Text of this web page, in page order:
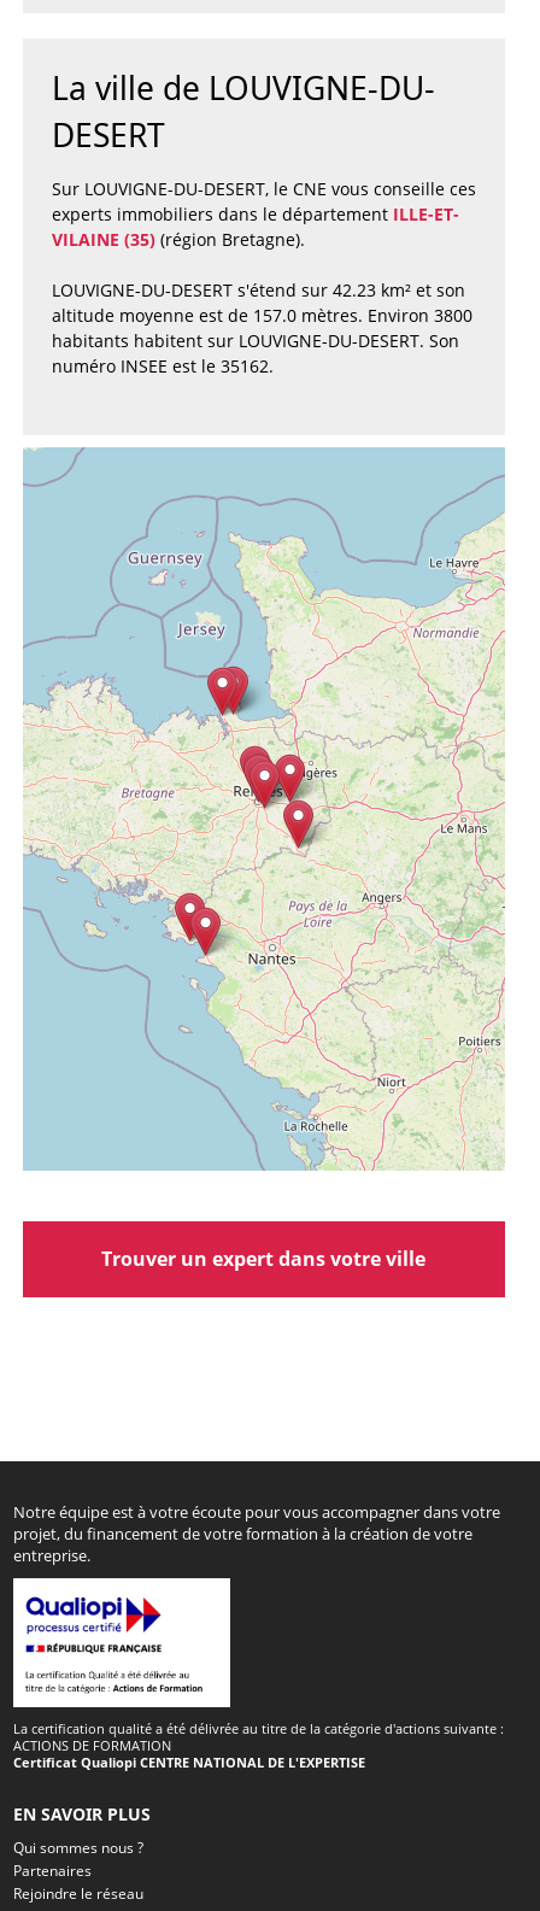
La ville de LOUVIGNE-DU-
DESERT
Sur LOUVIGNE-DU-DESERT, le CNE vous conseille ces
experts immobiliers dans le département ILLE-ET-
VILAINE (35)(région Bretagne).
LOUVIGNE-DU-DESERT s'étend sur 42.23 km² et son
altitude moyenne est de 157.0 mètres. Environ 3800
habitants habitent sur LOUVIGNE-DU-DESERT. Son
numéro INSEE est le 35162.
Trouver un expert dans votre ville
Notre équipe est à votre écoute pour vous accompagner dans votre
projet, du financement de votre formation à la création de votre
entreprise.
La certification qualité a été délivrée au titre de la catégorie d'actions suivante :
ACTIONS DE FORMATION
Certificat Qualiopi CENTRE NATIONAL DE L'EXPERTISE
EN SAVOIR PLUS
Qui sommes nous ?
Partenaires
Rejoindre le réseau